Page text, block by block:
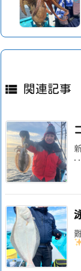
 関連記事